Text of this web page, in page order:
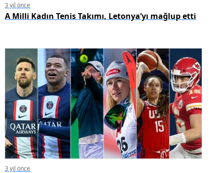
3 yıl önce
A Milli Kadın Tenis Takımı, Letonya’yı mağlup etti
3 yıl önce